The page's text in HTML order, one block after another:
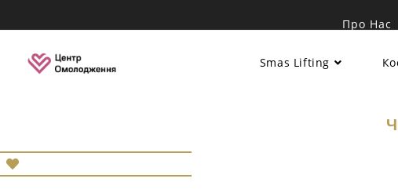
до
Про Нас
Smas Lifting